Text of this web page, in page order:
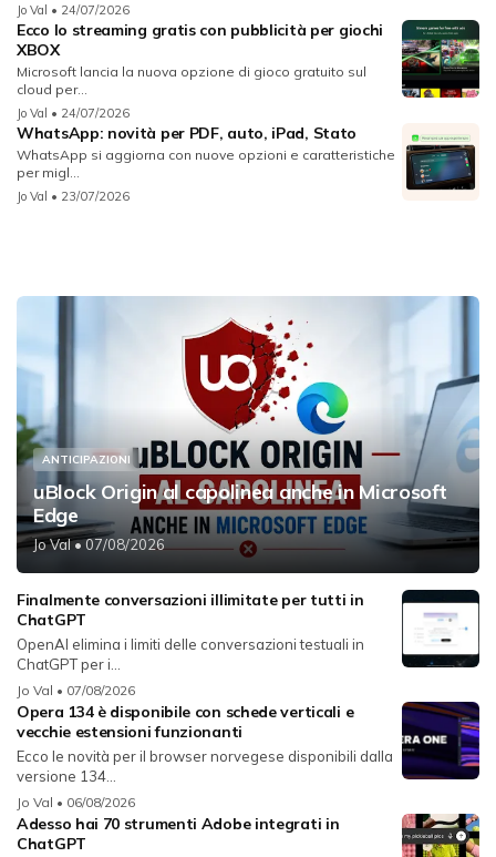
Jo Val • 24/07/2026
Ecco lo streaming gratis con pubblicità per giochi
XBOX
Microsoft lancia la nuova opzione di gioco gratuito sul
cloud per...
Jo Val • 24/07/2026
WhatsApp: novità per PDF, auto, iPad, Stato
WhatsApp si aggiorna con nuove opzioni e caratteristiche
per migl...
Jo Val • 23/07/2026
ANTICIPAZIONI
uBlock Origin al capolinea anche in Microsoft
Edge
Jo Val• 07/08/2026
Finalmente conversazioni illimitate per tutti in
ChatGPT
OpenAI elimina i limiti delle conversazioni testuali in
ChatGPT per i...
Jo Val • 07/08/2026
Opera 134 è disponibile con schede verticali e
vecchie estensioni funzionanti
Ecco le novità per il browser norvegese disponibili dalla
versione 134...
Jo Val • 06/08/2026
Adesso hai 70 strumenti Adobe integrati in
ChatGPT